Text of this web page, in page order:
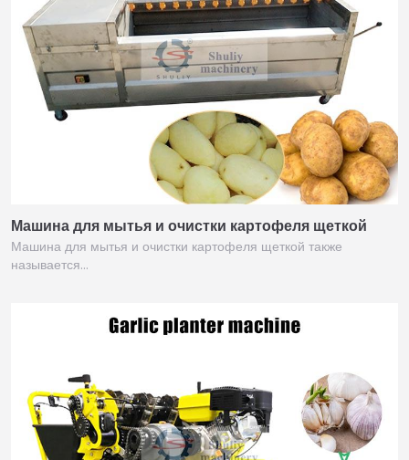
Машина для мытья и очистки картофеля щеткой
Машина для мытья и очистки картофеля щеткой также
называется…